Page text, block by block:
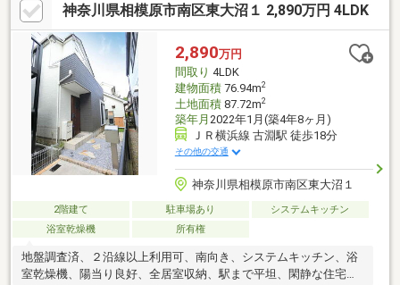
神奈川県相模原市南区東大沼１ 2,890万円 4LDK
2,890万円
間取り 4LDK
建物面積76.94m2
土地面積87.72m2
築年月 2022年1月(築4年8ヶ月)
ＪＲ横浜線 古淵駅 徒歩18分
その他の交通
神奈川県相模原市南区東大沼１
2階建て 駐車場あり
システムキッチン
浴室乾燥機
所有権
地盤調査済、２沿線以上利用可、南向き、システムキッチン、浴
室乾燥機、陽当り良好、全居室収納、駅まで平坦、閑静な住宅